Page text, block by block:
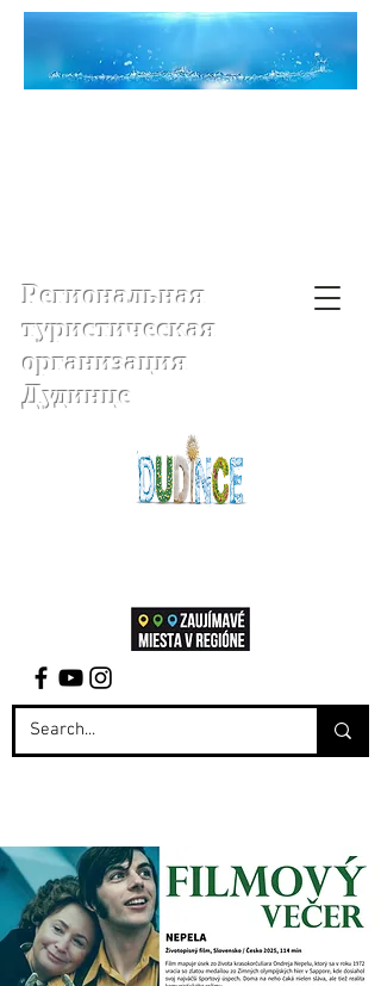
Региональная
туристическая
организация
Дудинце